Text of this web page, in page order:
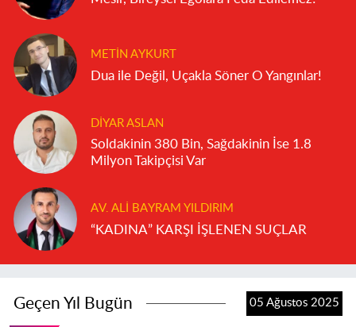
METIN AYKURT
Dua ile Değil, Uçakla Söner O Yangınlar!
DIYAR ASLAN
Soldakinin 380 Bin, Sağdakinin İse 1.8
Milyon Takipçisi Var
AV. ALI BAYRAM YILDIRIM
“KADINA” KARŞI İŞLENEN SUÇLAR
Geçen Yıl Bugün 05 Ağustos 2025